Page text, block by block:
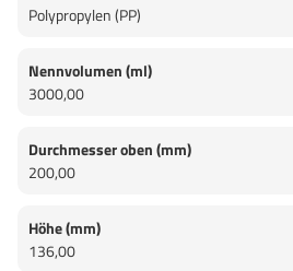
Polypropylen (PP)
Nennvolumen (ml)
3000,00
Durchmesser oben (mm)
200,00
Höhe (mm)
136,00